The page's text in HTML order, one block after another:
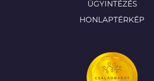
ÜGYINTÉZÉS
HONLAPTÉRKÉP